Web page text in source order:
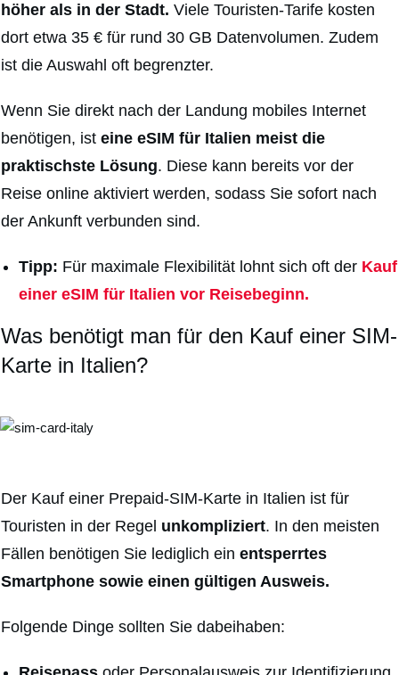
höher als in der Stadt. Viele Touristen-Tarife kosten
dort etwa 35 € für rund 30 GB Datenvolumen. Zudem
ist die Auswahl oft begrenzter.
Wenn Sie direkt nach der Landung mobiles Internet
benötigen, ist eine eSIM für Italien meist die
praktischste Lösung. Diese kann bereits vor der
Reise online aktiviert werden, sodass Sie sofort nach
der Ankunft verbunden sind.
Tipp: Für maximale Flexibilität lohnt sich oft der Kauf
einer eSIM für Italien vor Reisebeginn.
Was benötigt man für den Kauf einer SIM-
Karte in Italien?
Der Kauf einer Prepaid-SIM-Karte in Italien ist für
Touristen in der Regel unkompliziert. In den meisten
Fällen benötigen Sie lediglich ein entsperrtes
Smartphone sowie einen gültigen Ausweis.
Folgende Dinge sollten Sie dabeihaben: